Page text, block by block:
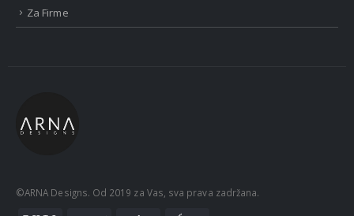
Za Firme
©ARNA Designs. Od 2019 za Vas, sva prava zadržana.